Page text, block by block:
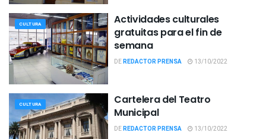
CULTURA
Actividades culturales
gratuitas para el fin de
semana
DEREDACTOR PRENSA 13/10/2022
CULTURA
Cartelera del Teatro
Municipal
DEREDACTOR PRENSA 13/10/2022